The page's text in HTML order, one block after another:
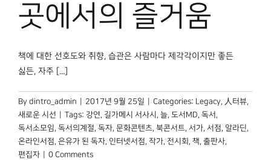
곳에서의 즐거움
책에 대한 선호도와 취향, 습관은 사람마다 제각각이지만 좋든
싫든, 자주 [...]
By dintro_admin 2017년 9월 25일 Categories: Legacy, 人터뷰,
새로운 시선
Tags: 강연, 길가메시 서사시 , 늘, 도서MD, 독서 ,
독서소모임, 독서의계절, 독자, 문화콘텐츠, 북콘서트, 서가, 서점, 알라딘,
온라인서점, 은유가 된 독자, 인터넷서점, 작가, 전시회 , 책, 출판사,
편집자
0 Comments